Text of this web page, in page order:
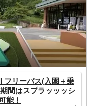
フリーパス(入園＋乗
間はスプラッッッシ
能！